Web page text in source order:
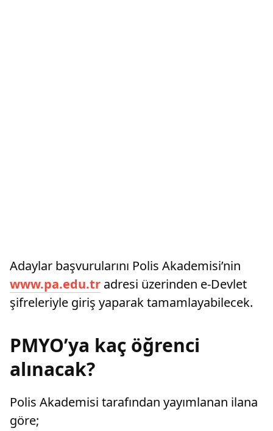
Adaylar başvurularını Polis Akademisi’nin
www.pa.edu.tr adresi üzerinden e-Devlet
şifreleriyle giriş yaparak tamamlayabilecek.
PMYO’ya kaç öğrenci
alınacak?
Polis Akademisi tarafından yayımlanan ilana
göre;